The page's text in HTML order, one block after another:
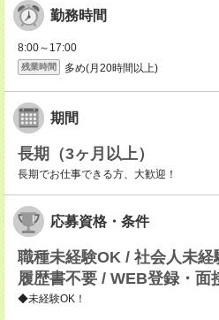
勤務時間
8:00～17:00
残業時間 多め(月20時間以上)
期間
長期（3ヶ月以上）
長期でお仕事できる方、大歓迎！
応募資格・条件
職種未経験OK / 社会人未
履歴書不要 / WEB登録・面
◆未経験OK！